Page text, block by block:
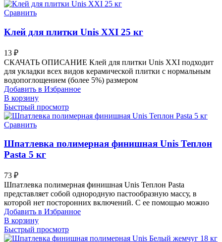
Сравнить
Клей для плитки Unis XXI 25 кг
13 ₽
СКАЧАТЬ ОПИСАНИЕ Клей для плитки Unis XXI подходит
для укладки всех видов керамической плитки с нормальным
водопоглощением (более 5%) размером
Добавить в Избранное
В корзину
Быстрый просмотр
Сравнить
Шпатлевка полимерная финишная Unis Теплон
Pasta 5 кг
73 ₽
Шпатлевка полимерная финишная Unis Теплон Pasta
представляет собой однородную пастообразную массу, в
которой нет посторонних включений. С ее помощью можно
Добавить в Избранное
В корзину
Быстрый просмотр